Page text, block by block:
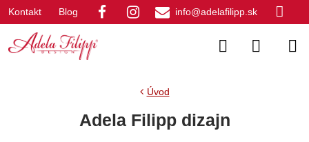
Kontakt Blog info@adelafilipp.sk
Úvod
Adela Filipp dizajn